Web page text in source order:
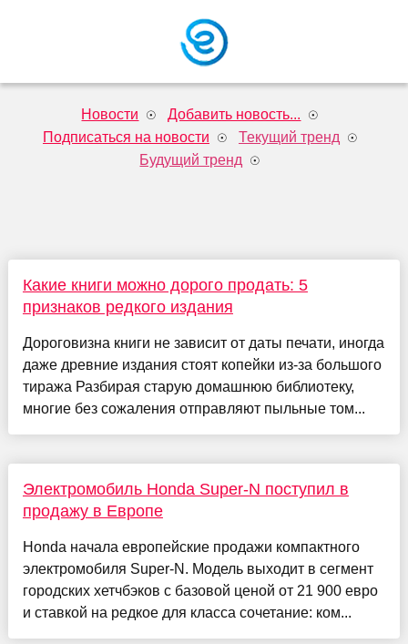
Новости
Добавить новость...
Подписаться на новости
Текущий тренд
Будущий тренд
Какие книги можно дорого продать: 5
признаков редкого издания
Дороговизна книги не зависит от даты печати, иногда
даже древние издания стоят копейки из-за большого
тиража Разбирая старую домашнюю библиотеку,
многие без сожаления отправляют пыльные том...
Электромобиль Honda Super-N поступил в
продажу в Европе
Honda начала европейские продажи компактного
электромобиля Super-N. Модель выходит в сегмент
городских хетчбэков с базовой ценой от 21 900 евро
и ставкой на редкое для класса сочетание: ком...